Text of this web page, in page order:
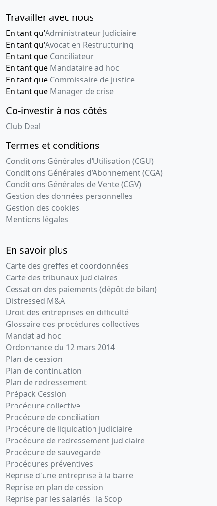
Travailler avec nous
En tant qu'Administrateur Judiciaire
En tant qu'Avocat en Restructuring
En tant que Conciliateur
En tant que Mandataire ad hoc
En tant que Commissaire de justice
En tant que Manager de crise
Co-investir à nos côtés
Club Deal
Termes et conditions
Conditions Générales d’Utilisation (CGU)
Conditions Générales d’Abonnement (CGA)
Conditions Générales de Vente (CGV)
Gestion des données personnelles
Gestion des cookies
Mentions légales
En savoir plus
Carte des greffes et coordonnées
Carte des tribunaux judiciaires
Cessation des paiements (dépôt de bilan)
Distressed M&A
Droit des entreprises en difficulté
Glossaire des procédures collectives
Mandat ad hoc
Ordonnance du 12 mars 2014
Plan de cession
Plan de continuation
Plan de redressement
Prépack Cession
Procédure collective
Procédure de conciliation
Procédure de liquidation judiciaire
Procédure de redressement judiciaire
Procédure de sauvegarde
Procédures préventives
Reprise d'une entreprise à la barre
Reprise en plan de cession
Reprise par les salariés : la Scop